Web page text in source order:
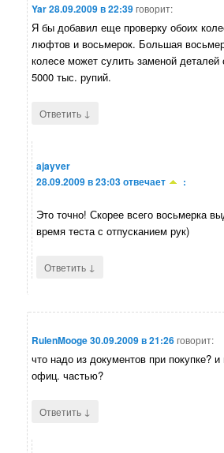
Yar28.09.2009 в 22:39говорит:
Я бы добавил еще проверку обоих
люфтов и восьмерок. Большая
колесе может сулить заменой
5000 тыс. рупий.
Ответить ↓
ajayver
28.09.2009 в 23:03отвечает :
Это точно! Скорее всего восьмерка
время теста с отпусканием рук)
Ответить ↓
RulenMooge30.09.2009 в 21:26говорит:
что надо из документов при покупке?
офиц. частью?
Ответить ↓